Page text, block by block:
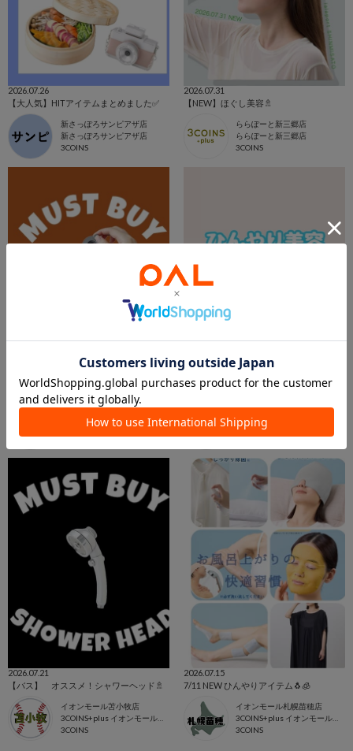
2026.07.26
【大人気】HITアイテムまとめました✅
新さっぽろサンピアザ店
新さっぽろサンピアザ店
3COINS
2026.07.31
【NEW】ほぐし美容🚿
ららぽーと新三郷店
ららぽーと新三郷店
3COINS
2026.07.31
今週の新商品【美容アイテム💅】
3COINS+plus イオンモール苫小牧店
3COINS
2026.07.30
関マーゴ
3COINS
2026.07.21
【バス】 オススメ！シャワーヘッド🚿
イオンモール苫小牧店
3COINS+plus イオンモール苫小牧店
3COINS
2026.07.15
7/11 NEW ひんやりアイテム🐧🧊
イオンモール札幌苗穂店
3COINS